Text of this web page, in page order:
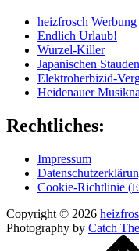
heiz­frosch Werbung
End­lich Urlaub!
Wur­zel-Kil­ler
Japa­ni­schen
Elek­tro­her­bi­zid-
Hei­de­nau­er
Recht­li­ches:
Impres­sum
Coo­kie-Rich­t­­li­­nie (
Copyright © 2026
Photography by Catch